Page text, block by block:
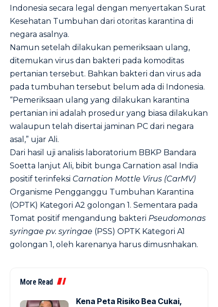
Indonesia secara legal dengan menyertakan Surat
Kesehatan Tumbuhan dari otoritas karantina di
negara asalnya.
Namun setelah dilakukan pemeriksaan ulang,
ditemukan virus dan bakteri pada komoditas
pertanian tersebut. Bahkan bakteri dan virus ada
pada tumbuhan tersebut belum ada di Indonesia.
“Pemeriksaan ulang yang dilakukan karantina
pertanian ini adalah prosedur yang biasa dilakukan
walaupun telah disertai jaminan PC dari negara
asal,” ujar Ali.
Dari hasil uji analisis laboratorium BBKP Bandara
Soetta lanjut Ali, bibit bunga Carnation asal India
positif terinfeksi Carnation Mottle Virus (CarMV)
Organisme Pengganggu Tumbuhan Karantina
(OPTK) Kategori A2 golongan 1. Sementara pada
Tomat positif mengandung bakteri Pseudomonas
syringae pv. syringae (PSS) OPTK Kategori A1
golongan 1, oleh karenanya harus dimusnhakan.
More Read
Kena Peta Risiko Bea Cukai,